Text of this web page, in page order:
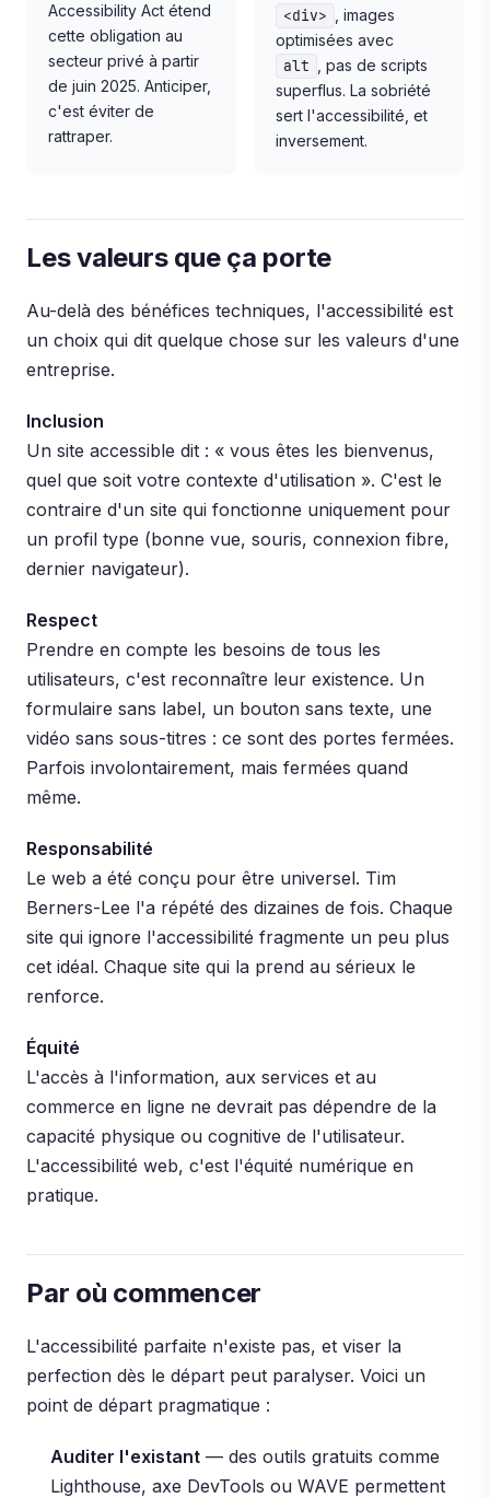
Accessibility Act étend
cette obligation au
secteur privé à partir
de juin 2025. Anticiper,
c'est éviter de
rattraper.
<div>
, images
optimisées avec
alt
, pas de scripts
superflus. La sobriété
sert l'accessibilité, et
inversement.
Les valeurs que ça porte
Au-delà des bénéfices techniques, l'accessibilité est
un choix qui dit quelque chose sur les valeurs d'une
entreprise.
Inclusion
Un site accessible dit : « vous êtes les bienvenus,
quel que soit votre contexte d'utilisation ». C'est le
contraire d'un site qui fonctionne uniquement pour
un profil type (bonne vue, souris, connexion fibre,
dernier navigateur).
Respect
Prendre en compte les besoins de tous les
utilisateurs, c'est reconnaître leur existence. Un
formulaire sans label, un bouton sans texte, une
vidéo sans sous-titres : ce sont des portes fermées.
Parfois involontairement, mais fermées quand
même.
Responsabilité
Le web a été conçu pour être universel. Tim
Berners-Lee l'a répété des dizaines de fois. Chaque
site qui ignore l'accessibilité fragmente un peu plus
cet idéal. Chaque site qui la prend au sérieux le
renforce.
Équité
L'accès à l'information, aux services et au
commerce en ligne ne devrait pas dépendre de la
capacité physique ou cognitive de l'utilisateur.
L'accessibilité web, c'est l'équité numérique en
pratique.
Par où commencer
L'accessibilité parfaite n'existe pas, et viser la
perfection dès le départ peut paralyser. Voici un
point de départ pragmatique :
Auditer l'existant — des outils gratuits comme
Lighthouse, axe DevTools ou WAVE permettent